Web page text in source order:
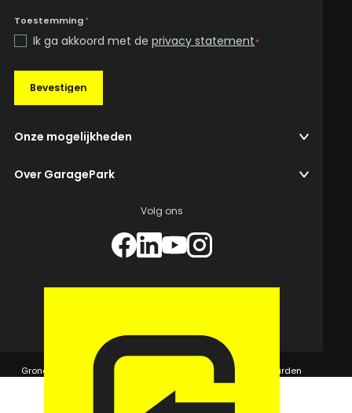
Toestemming*
Ik ga akkoord met deprivacy statement*
Bevestigen
Onze mogelijkheden
Over GaragePark
Volg ons
© 2026 GaragePark.
Grondposities
365Beheer & GaragePark Algemene voorwaarden